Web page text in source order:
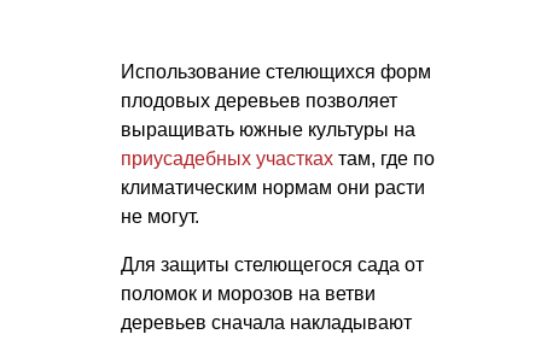
Использование стелющихся форм
плодовых деревьев позволяет
выращивать южные культуры на
приусадебных участках там, где по
климатическим нормам они расти
не могут.
Для защиты стелющегося сада от
поломок и морозов на ветви
деревьев сначала накладывают